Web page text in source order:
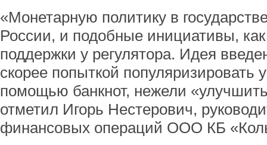
«Монетарную политику в
России, и подобные инициативы,
поддержки у регулятора. Идея
скорее попыткой популяризировать
помощью банкнот, нежели
отметил Игорь Нестерович,
финансовых операций ООО КБ